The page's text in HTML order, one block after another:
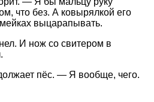
что без. А ковырялкой его
выцарапывать.
И нож со свитером в
пёс. — Я вообще, чего.